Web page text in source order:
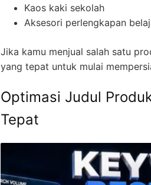
Kaos kaki sekolah
Aksesori perlengkapan
Jika kamu menjual salah satu
yang tepat untuk mulai
Optimasi Judul
Tepat